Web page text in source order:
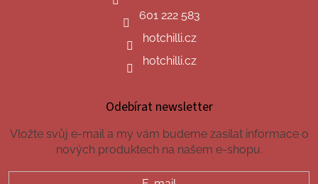
601 222 583
hotchilli.cz
hotchilli.cz
Odebírat newsletter
Vložte svůj e-mail a my vám budeme zasílat informace o
nových produktech na našem e-shopu.